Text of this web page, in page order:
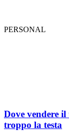
PERSONAL
Dove vendere
troppo la testa